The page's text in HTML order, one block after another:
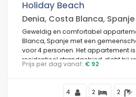
Holiday Beach
Denia, Costa Blanca, Spanje
Geweldig en comfortabel
Blanca, Spanje met een
voor 4 personen. Het appartement
residentieel strandgebied, dicht bij
en slechts 25 m van het strand van
Prijs per dag vanaf: € 92
4 2 2